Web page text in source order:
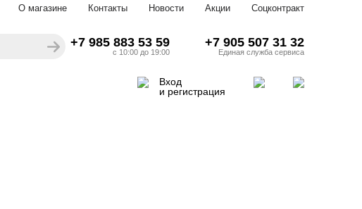
О магазине Контакты Новости Акции Соцконтракт
+7 985 883 53 59
с 10:00 до 19:00
+7 905 507 31 32
Единая служба сервиса
Вход
и регистрация